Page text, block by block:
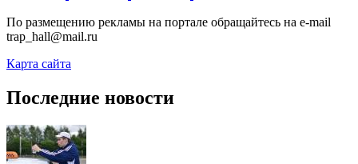
По размещению рекламы на портале обращайтесь на e-mail
trap_hall@mail.ru
Карта сайта
Последние новости